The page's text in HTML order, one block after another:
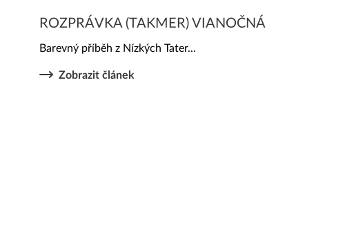
ROZPRÁVKA (TAKMER) VIANOČNÁ
Barevný příběh z Nízkých Tater...
Zobrazit článek